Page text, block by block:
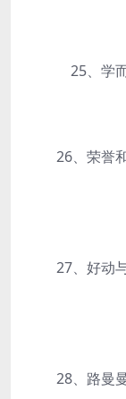
25、学而
26、荣誉和
27、好动与
28、路曼曼